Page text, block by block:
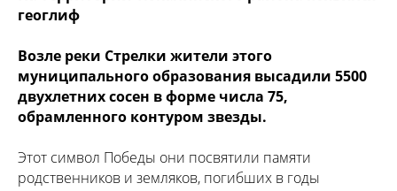
геоглиф
Возле реки Стрелки жители этого
муниципального образования высадили 5500
двухлетних сосен в форме числа 75,
обрамленного контуром звезды.
Этот символ Победы они посвятили памяти
родственников и земляков, погибших в годы